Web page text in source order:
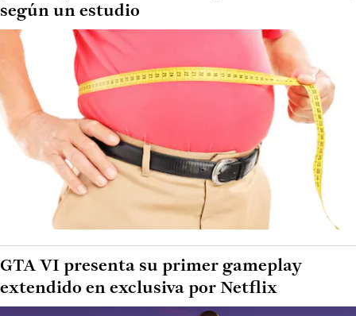
según un estudio
GTA VI presenta su primer gameplay
extendido en exclusiva por Netflix